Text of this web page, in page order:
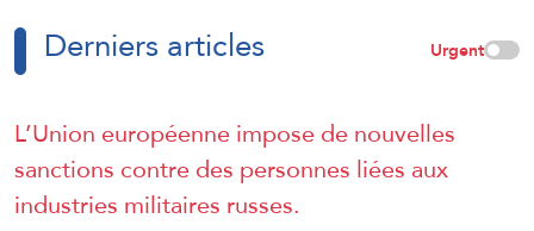
Derniers articles Urgent
L’Union européenne impose de nouvelles
sanctions contre des personnes liées aux
industries militaires russes.